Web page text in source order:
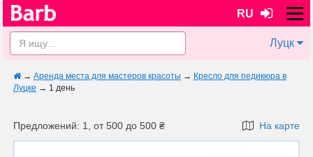
RU
Луцк
→ Аренда места для мастеров красоты → Кресло для педикюра в
Луцке → 1 день
Предложений: 1, от 500 до 500 ₴ На карте